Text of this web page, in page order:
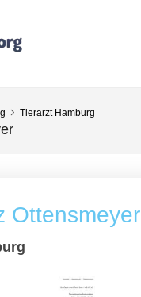
Tierarzt Hamburg
Ottensmeyer